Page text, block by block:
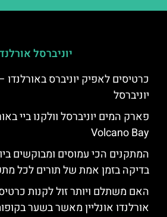
יוניברסל
כרטיסים לאפיק יוניברס
יוניברסל
Volcano Bay
המתקנים הכי עמוסים ומבוקשים
בדיקה בזמן אמת של תורים לכל
האם משתלם ויותר זול לקנות
אורלנדו אונליין מאשר בשער